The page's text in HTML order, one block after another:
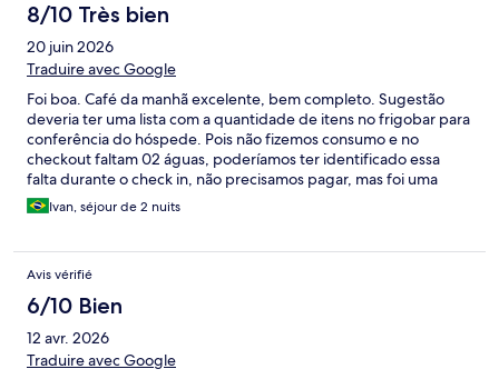
8/10 Très bien
20 juin 2026
Traduire avec Google
Foi boa. Café da manhã excelente, bem completo. Sugestão
deveria ter uma lista com a quantidade de itens no frigobar para
conferência do hóspede. Pois não fizemos consumo e no
checkout faltam 02 águas, poderíamos ter identificado essa
falta durante o check in, não precisamos pagar, mas foi uma
situação chata e constrangedora.
Ivan, séjour de 2 nuits
Avis vérifié
6/10 Bien
12 avr. 2026
Traduire avec Google